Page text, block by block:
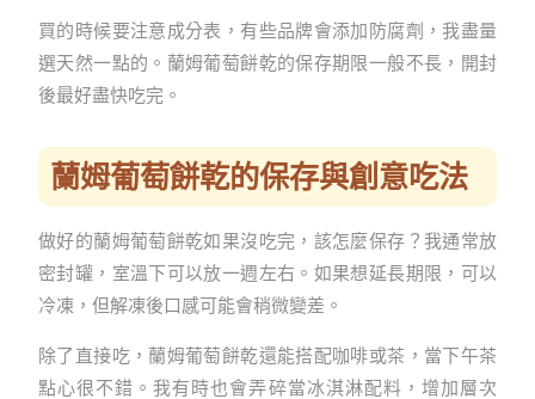
買的時候要注意成分表，有些品牌會添加防腐劑，我盡量
選天然一點的。蘭姆葡萄餅乾的保存期限一般不長，開封
後最好盡快吃完。
蘭姆葡萄餅乾的保存與創意吃法
做好的蘭姆葡萄餅乾如果沒吃完，該怎麼保存？我通常放
密封罐，室溫下可以放一週左右。如果想延長期限，可以
冷凍，但解凍後口感可能會稍微變差。
除了直接吃，蘭姆葡萄餅乾還能搭配咖啡或茶，當下午茶
點心很不錯。我有時也會弄碎當冰淇淋配料，增加層次